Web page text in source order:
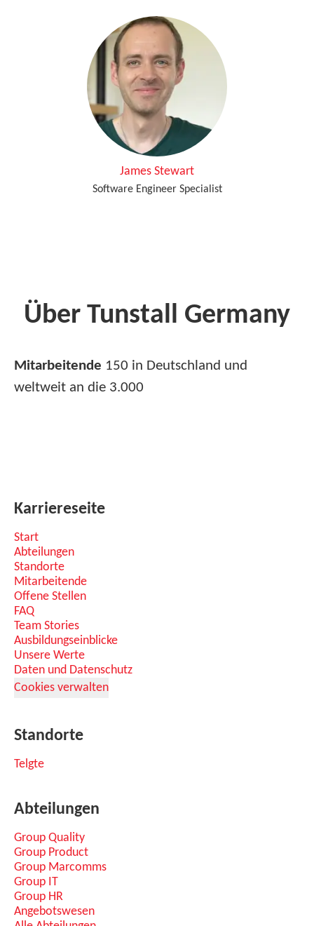
James Stewart
Software Engineer Specialist
Über Tunstall Germany
Mitarbeitende 150 in Deutschland und
weltweit an die 3.000
Karriereseite
Start
Abteilungen
Standorte
Mitarbeitende
Offene Stellen
FAQ
Team Stories
Ausbildungseinblicke
Unsere Werte
Daten und Datenschutz
Cookies verwalten
Standorte
Telgte
Abteilungen
Group Quality
Group Product
Group Marcomms
Group IT
Group HR
Angebotswesen